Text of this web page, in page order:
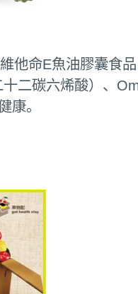
他命E魚油膠囊食
二碳六烯酸）、
康。